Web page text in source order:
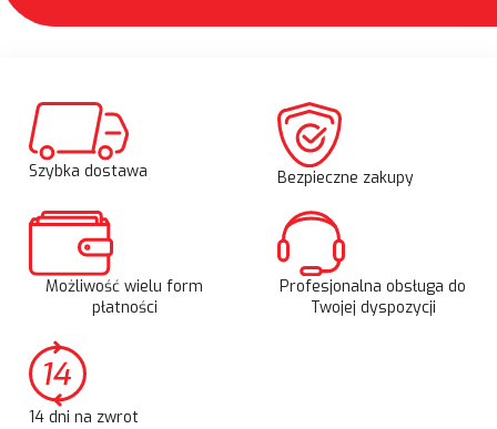
Szybka dostawa Bezpieczne zakupy
Możliwość wielu form
płatności
Profesjonalna obsługa do
Twojej dyspozycji
14 dni na zwrot